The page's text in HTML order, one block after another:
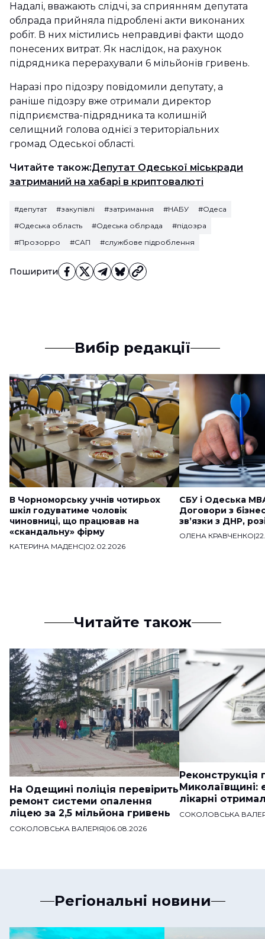
Поширити
Надалі, вважають слідчі, за сприянням депутата
облрада прийняла підроблені акти виконаних
робіт. В них містились неправдиві факти щодо
понесених витрат. Як наслідок, на рахунок
підрядника перерахували 6 мільйонів гривень.
Наразі про підозру повідомили депутату, а
раніше підозру вже отримали директор
підприємства-підрядника та колишній
селищний голова однієї з територіальних
громад Одеської області.
Читайте також:Депутат Одеської міськради
затриманий на хабарі в криптовалюті
#депутат #закупівлі #затримання #НАБУ
#Одеса
#Одеська область
#Одеська облрада
#підозра
#Прозорро
#САП #службове підроблення
Вибір редакції
В Чорноморську учнів чотирьох
шкіл годуватиме чоловік
чиновниці, що працював на
«скандальну» фірму
КАТЕРИНА МАДЕНС|02.02.2026
СБУ і Одеська
Договори з
звʼязки з ДНР,
ОЛЕНА КРАВЧЕНКО|
Читайте також
На Одещині поліція перевірить
ремонт системи опалення
ліцею за 2,5 мільйона гривень
СОКОЛОВСЬКА ВАЛЕРІЯ|06.08.2026
Реконструкція
Миколаївщині:
лікарні
СОКОЛОВСЬКА
Регіональні новини